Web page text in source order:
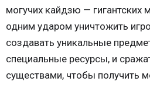
могучих кайдзю — гигантских
одним ударом уничтожить
создавать уникальные
специальные ресурсы, и
существами, чтобы получить